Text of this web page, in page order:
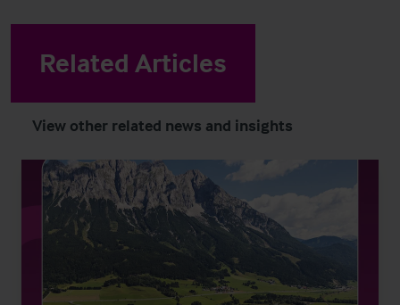
Related Articles
View other related news and insights